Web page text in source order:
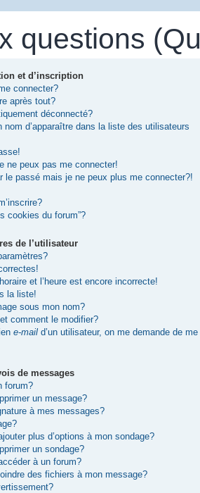
questions
et d’inscription
connecter?
après tout?
déconnecté?
nom d’apparaître dans la liste des utilisateurs
ne peux pas me connecter!
le passé mais je ne peux plus me connecter?!
cookies du forum”?
de l’utilisateur
et l’heure est encore incorrecte!
la liste!
sous mon nom?
comment le modifier?
e-mail d’un utilisateur, on me demande de me
de messages
forum?
un message?
à mes messages?
plus d’options à mon sondage?
un sondage?
à un forum?
des fichiers à mon message?